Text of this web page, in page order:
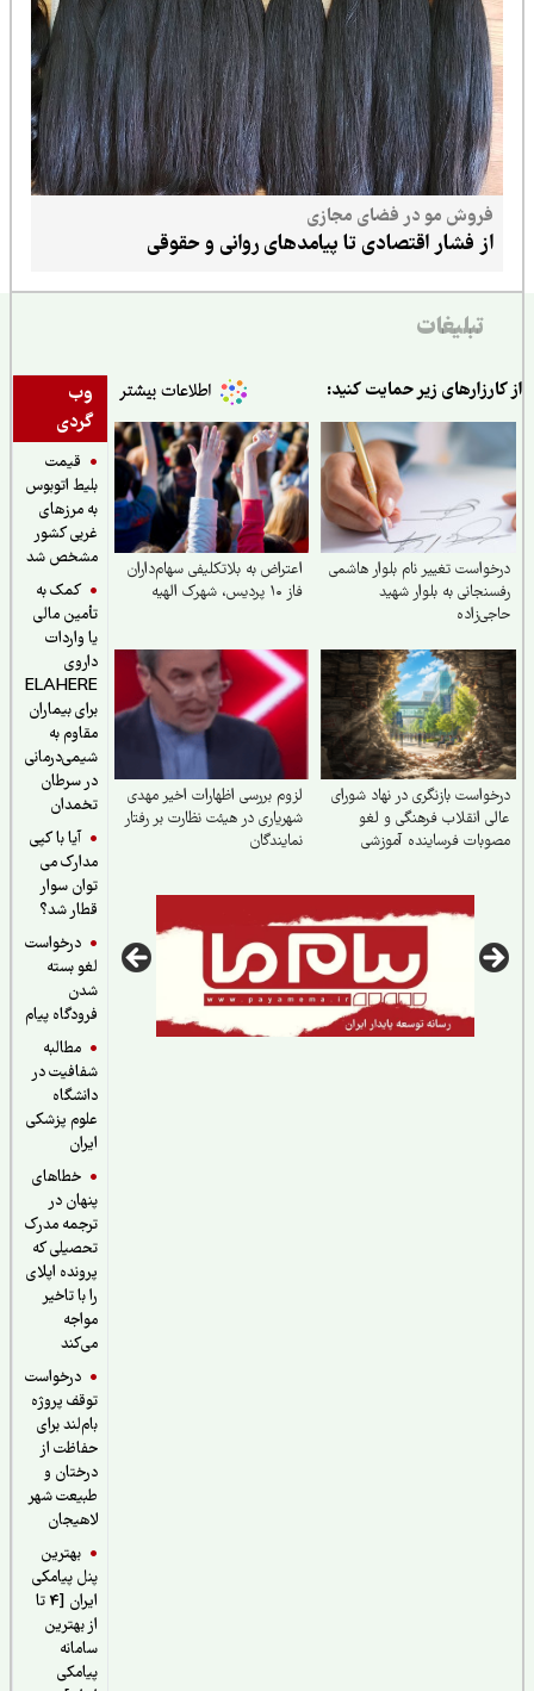
فروش مو در فضای مجازی
از فشار اقتصادی تا پیامدهای روانی و حقوقی
تبلیغات
وب
گردی
قیمت
بلیط اتوبوس
به مرزهای
غربی کشور
مشخص شد
کمک به
تأمین مالی
یا واردات
ELAHERE
برای بیماران
مقاوم به
شیمی‌درمانی
در سرطان
تخمدان
آیا با کپی
مدارک می
توان سوار
قطار شد؟
درخواست
لغو بسته
فرودگاه پیام
مطالبه
شفافیت در
دانشگاه
علوم پزشکی
خطاهای
پنهان در
ترجمه مدرک
تحصیلی که
پرونده اپلای
را با تاخیر
درخواست
توقف پروژه
بام‌لند برای
حفاظت از
درختان و
طبیعت شهر
لاهیجان
بهترین
پنل پیامکی
ایران [4 تا
از بهترین
سامانه
پیامکی
زیر حمایت کنید:
تغییر نام بلوار هاشمی
به بلوار شهید
اعتراض به بلاتکلیفی سهام‌داران
بازنگری در نهاد شورای
انقلاب فرهنگی و لغو
فرساینده آموزشی
لزوم بررسی اظهارات اخیر مهدی
شهریاری در هیئت نظارت بر رفتار
نمایندگان